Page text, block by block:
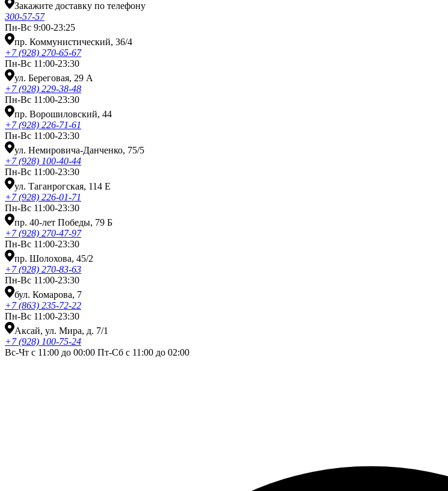
Закажите доставку по телефону
300-57-57
Пн-Вс 9:00-23:25
пр. Коммунистический, 36/4
+7 (928) 270-65-67
Пн-Вс 11:00-23:30
ул. Береговая, 29 А
+7 (928) 229-38-48
Пн-Вс 11:00-23:30
пр. Ворошиловский, 44
+7 (928) 226-71-61
Пн-Вс 11:00-23:30
ул. Немировича-Данченко, 75/5
+7 (928) 100-40-44
Пн-Вс 11:00-23:30
ул. Таганрогская, 114 Е
+7 (928) 226-01-71
Пн-Вс 11:00-23:30
пр. 40-лет Победы, 79 Б
+7 (928) 270-47-97
Пн-Вс 11:00-23:30
пр. Шолохова, 45/2
+7 (928) 270-83-63
Пн-Вс 11:00-23:30
бул. Комарова, 7
+7 (863) 235-72-22
Пн-Вс 11:00-23:30
Аксай, ул. Мира, д. 7/1
+7 (928) 100-75-24
Вс-Чт с 11:00 до 00:00 Пт-Сб с 11:00 до 02:00